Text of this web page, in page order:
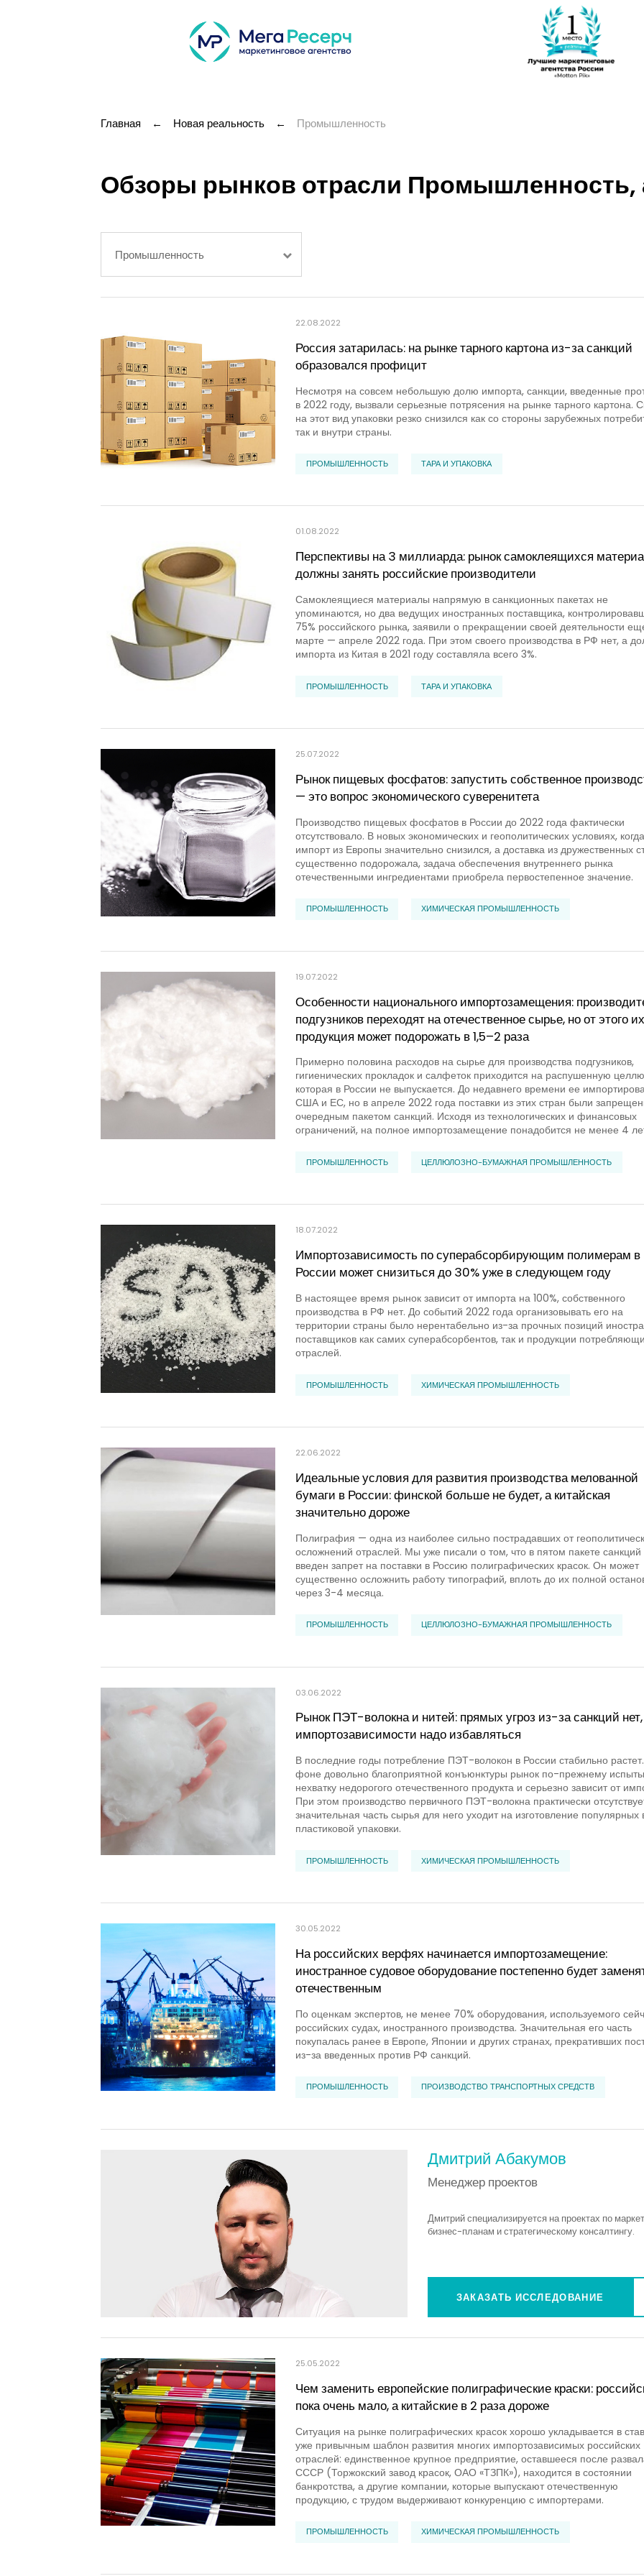
Главная ← Новая реальность ← Промышленность
Обзоры рынков отрасли Промышленность,
Промышленность
22.08.2022
Россия затарилась: на рынке тарного картона из-за санкций
образовался профицит
Несмотря на совсем небольшую долю импорта, санкции, введенные
в 2022 году, вызвали серьезные потрясения на рынке тарного картона.
на этот вид упаковки резко снизился как со стороны зарубежных
так и внутри страны.
ПРОМЫШЛЕННОСТЬ ТАРА И УПАКОВКА
01.08.2022
Перспективы на 3 миллиарда: рынок самоклеящихся
должны занять российские производители
Самоклеящиеся материалы напрямую в санкционных пакетах не
упоминаются, но два ведущих иностранных поставщика,
75% российского рынка, заявили о прекращении своей деятельности
марте — апреле 2022 года. При этом своего производства в РФ нет, а
импорта из Китая в 2021 году составляла всего 3%.
ПРОМЫШЛЕННОСТЬ ТАРА И УПАКОВКА
25.07.2022
Рынок пищевых фосфатов: запустить собственное
— это вопрос экономического суверенитета
Производство пищевых фосфатов в России до 2022 года фактически
отсутствовало. В новых экономических и геополитических условиях, когда
импорт из Европы значительно снизился, а доставка из дружественных
существенно подорожала, задача обеспечения внутреннего рынка
отечественными ингредиентами приобрела первостепенное значение.
ПРОМЫШЛЕННОСТЬ ХИМИЧЕСКАЯ ПРОМЫШЛЕННОСТЬ
19.07.2022
Особенности национального импортозамещения:
подгузников переходят на отечественное сырье, но от этого их
продукция может подорожать в 1,5–2 раза
Примерно половина расходов на сырье для производства подгузников,
гигиенических прокладок и салфеток приходится на распушенную
которая в России не выпускается. До недавнего времени ее
США и ЕС, но в апреле 2022 года поставки из этих стран были
очередным пакетом санкций. Исходя из технологических и финансовых
ограничений, на полное импортозамещение понадобится не менее 4
ПРОМЫШЛЕННОСТЬ ЦЕЛЛЮЛОЗНО-БУМАЖНАЯ ПРОМЫШЛЕННОСТЬ
18.07.2022
Импортозависимость по суперабсорбирующим полимерам в
России может снизиться до 30% уже в следующем году
В настоящее время рынок зависит от импорта на 100%, собственного
производства в РФ нет. До событий 2022 года организовывать его на
территории страны было нерентабельно из-за прочных позиций
поставщиков как самих суперабсорбентов, так и продукции
отраслей.
ПРОМЫШЛЕННОСТЬ ХИМИЧЕСКАЯ ПРОМЫШЛЕННОСТЬ
22.06.2022
Идеальные условия для развития производства мелованной
бумаги в России: финской больше не будет, а китайская
значительно дороже
Полиграфия — одна из наиболее сильно пострадавших от
осложнений отраслей. Мы уже писали о том, что в пятом пакете
введен запрет на поставки в Россию полиграфических красок. Он может
существенно осложнить работу типографий, вплоть до их полной
через 3-4 месяца.
ПРОМЫШЛЕННОСТЬ ЦЕЛЛЮЛОЗНО-БУМАЖНАЯ ПРОМЫШЛЕННОСТЬ
03.06.2022
Рынок ПЭТ-волокна и нитей: прямых угроз из-за санкций нет,
импортозависимости надо избавляться
В последние годы потребление ПЭТ-волокон в России стабильно
фоне довольно благоприятной конъюнктуры рынок по-прежнему
нехватку недорогого отечественного продукта и серьезно зависит от
При этом производство первичного ПЭТ-волокна практически
значительная часть сырья для него уходит на изготовление популярных
пластиковой упаковки.
ПРОМЫШЛЕННОСТЬ ХИМИЧЕСКАЯ ПРОМЫШЛЕННОСТЬ
30.05.2022
На российских верфях начинается импортозамещение:
иностранное судовое оборудование постепенно будет
отечественным
По оценкам экспертов, не менее 70% оборудования, используемого
российских судах, иностранного производства. Значительная его часть
покупалась ранее в Европе, Японии и других странах, прекративших
из-за введенных против РФ санкций.
ПРОМЫШЛЕННОСТЬ ПРОИЗВОДСТВО ТРАНСПОРТНЫХ СРЕДСТВ
Дмитрий Абакумов
Менеджер проектов
Дмитрий специализируется на проектах по
бизнес-планам и стратегическому консалтингу.
ЗАКАЗАТЬ ИССЛЕДОВАНИЕ
25.05.2022
Чем заменить европейские полиграфические краски:
пока очень мало, а китайские в 2 раза дороже
Ситуация на рынке полиграфических красок хорошо укладывается в
уже привычным шаблон развития многих импортозависимых российских
отраслей: единственное крупное предприятие, оставшееся после
СССР (Торжокский завод красок, ОАО «ТЗПК»), находится в состоянии
банкротства, а другие компании, которые выпускают отечественную
продукцию, с трудом выдерживают конкуренцию с импортерами.
ПРОМЫШЛЕННОСТЬ ХИМИЧЕСКАЯ ПРОМЫШЛЕННОСТЬ